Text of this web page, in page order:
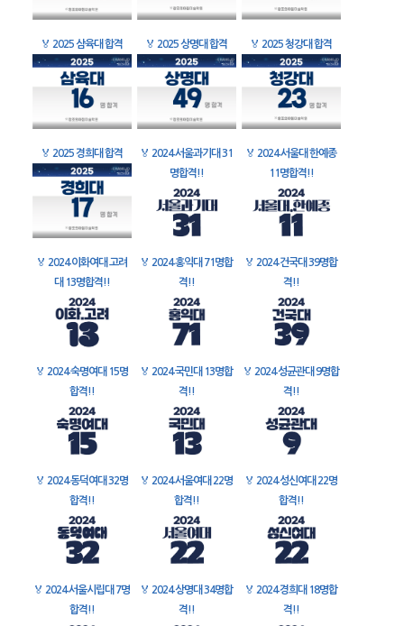
🏅 2025 삼육대 합격 🏅 2025 상명대 합격 🏅 2025 청강대 합격
🏅 2025 경희대 합격 🏅 2024 서울과기대 31
명합격!!
🏅 2024 서울대 한예종
11명합격!!
🏅 2024 이화여대 고려
대 13명합격!!
🏅 2024 홍익대 71명합
격!!
🏅 2024 건국대 39명합
격!!
🏅 2024 숙명여대 15명
합격!!
🏅 2024 국민대 13명합
격!!
🏅 2024 성균관대 9명합
격!!
🏅 2024 동덕여대 32명
합격!!
🏅 2024 서울여대 22명
합격!!
🏅 2024 성신여대 22명
합격!!
🏅 2024 서울시립대 7명
합격!!
🏅 2024 상명대 34명합
격!!
🏅 2024 경희대 18명합
격!!